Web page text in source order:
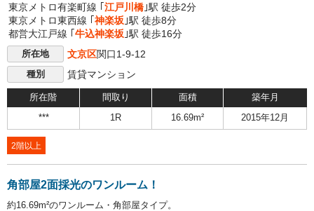
東京メトロ有楽町線 ｢ 江戸川橋 ｣駅 徒歩2分
東京メトロ東西線 ｢ 神楽坂 ｣駅 徒歩8分
都営大江戸線 ｢ 牛込神楽坂 ｣駅 徒歩16分
所在地 文京区関口1-9-12
種別 賃貸マンション
所在階 間取り 面積 築年月
*** 1R 16.69m² 2015年12月
2階以上
角部屋2面採光のワンルーム！
約16.69m²のワンルーム・角部屋タイプ。